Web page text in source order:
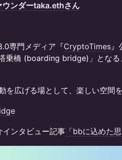
ウンダーtaka.ethさん
専門メディア『CryptoTimes』
乗橋 (boarding bridge)」となる
を広げる場として、楽しい空間
ンタビュー記事 「bbに込めた